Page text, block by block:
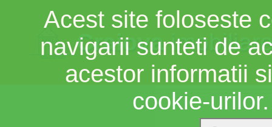
Craiova
Acest site foloseste
navigarii sunteti de
acestor informatii
cookie-